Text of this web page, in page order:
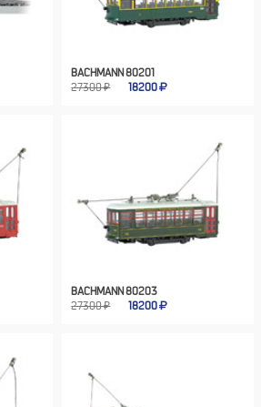
BACHMANN 80201
27300 ₽
18200
BACHMANN 80203
27300 ₽
18200